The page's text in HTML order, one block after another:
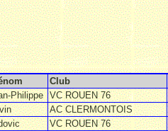
Club
Philippe VC ROUEN 76
AC CLERMONTOIS
VC ROUEN 76